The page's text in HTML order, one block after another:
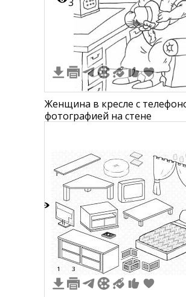
Женщина в кресле с
фотографией на стене
1 3